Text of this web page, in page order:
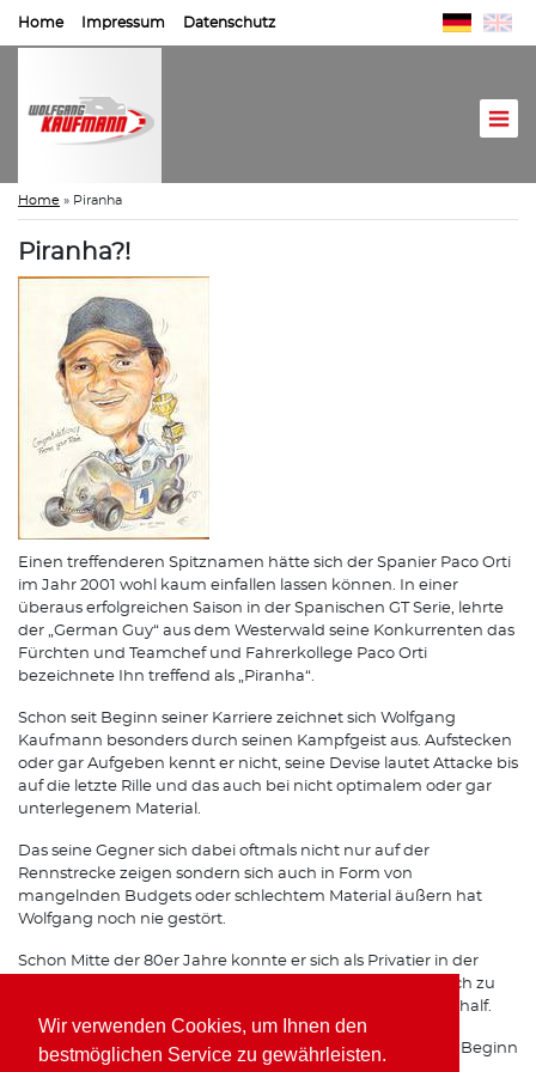
Wir verwenden Cookies, um Ihnen den
bestmöglichen Service zu gewährleisten.
Home Impressum Datenschutz
Home » Piranha
Piranha?!
Einen treffenderen Spitznamen hätte sich der Spanier Paco Orti
im Jahr 2001 wohl kaum einfallen lassen können. In einer
überaus erfolgreichen Saison in der Spanischen GT Serie, lehrte
der „German Guy“ aus dem Westerwald seine Konkurrenten das
Fürchten und Teamchef und Fahrerkollege Paco Orti
bezeichnete Ihn treffend als „Piranha“.
Schon seit Beginn seiner Karriere zeichnet sich Wolfgang
Kaufmann besonders durch seinen Kampfgeist aus. Aufstecken
oder gar Aufgeben kennt er nicht, seine Devise lautet Attacke bis
auf die letzte Rille und das auch bei nicht optimalem oder gar
unterlegenem Material.
Das seine Gegner sich dabei oftmals nicht nur auf der
Rennstrecke zeigen sondern sich auch in Form von
mangelnden Budgets oder schlechtem Material äußern hat
Wolfgang noch nie gestört.
Schon Mitte der 80er Jahre konnte er sich als Privatier in der
Formel 3 gehörigen Respekt einfahren, was Ihm schließlich zu
einem Opel Werksvertrag im Team von Horst Schübel verhalf.
Spätestens seit seinen Erfolgen mit Freisinger Porsche zu Beginn